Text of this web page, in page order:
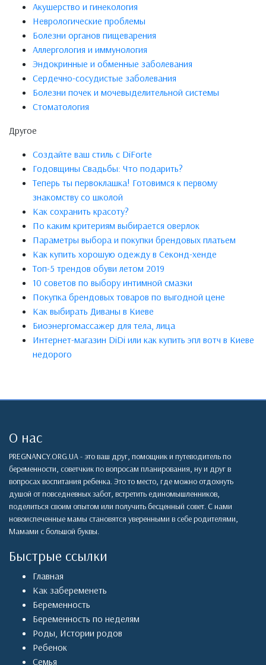
Акушерство и гинекология
Неврологические проблемы
Болезни органов пищеварения
Аллергология и иммунология
Эндокринные и обменные заболевания
Сердечно-сосудистые заболевания
Болезни почек и мочевыделительной системы
Стоматология
Другое
Создайте ваш стиль с DiForte
Годовщины Свадьбы: Что подарить?
Теперь ты первоклашка! Готовимся к первому
знакомству со школой
Как сохранить красоту?
По каким критериям выбирается оверлок
Параметры выбора и покупки брендовых платьем
Как купить хорошую одежду в Секонд-хенде
Топ-5 трендов обуви летом 2019
10 советов по выбору интимной смазки
Покупка брендовых товаров по выгодной цене
Как выбирать Диваны в Киеве
Биоэнергомассажер для тела, лица
Интернет-магазин DiDi или как купить эпл вотч в Киеве
недорого
О нас
PREGNANCY.ORG.UA - это ваш друг, помощник и путеводитель по
беременности, советчкик по вопросам планирования, ну и друг в
вопросах воспитания ребенка. Это то место, где можно отдохнуть
душой от повседневных забот, встретить единомышленников,
поделиться своим опытом или получить бесценный совет. С нами
новоиспеченные мамы становятся уверенными в себе родителями,
Мамами с большой буквы.
Быстрые ссылки
Главная
Как забеременеть
Беременность
Беременность по неделям
Роды, Истории родов
Ребенок
Семья